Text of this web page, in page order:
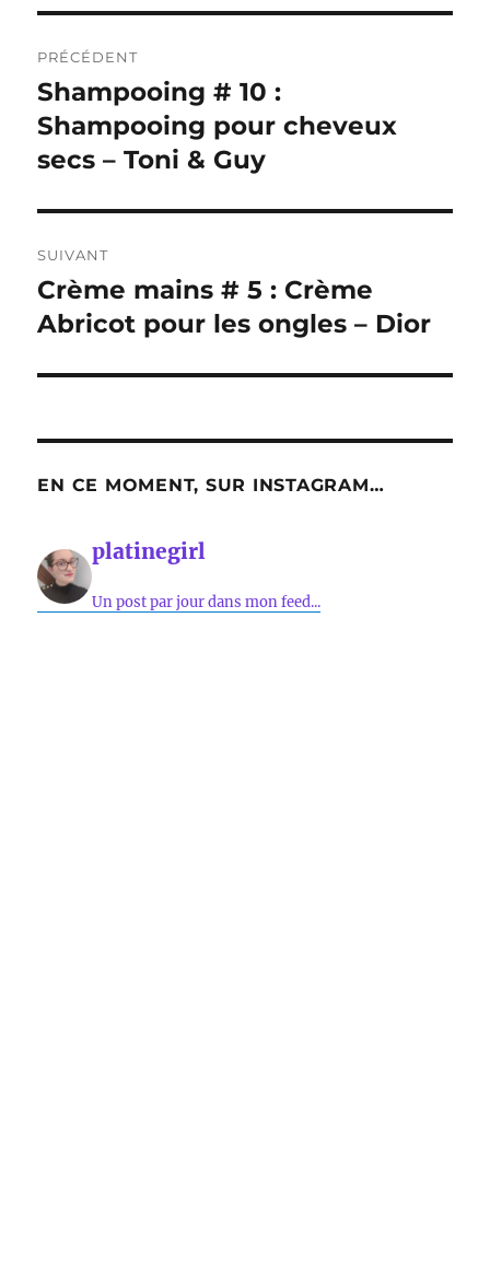
de
l’article
PRÉCÉDENT
Publication
précédente :
Shampooing # 10 :
Shampooing pour cheveux
secs – Toni & Guy
SUIVANT
Publication
suivante :
Crème mains # 5 : Crème
Abricot pour les ongles – Dior
EN CE MOMENT, SUR INSTAGRAM…
platinegirl
Un post par jour dans mon feed...